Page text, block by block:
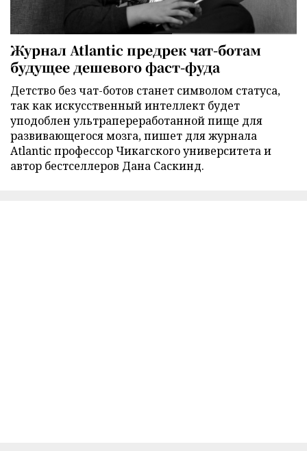
Журнал Atlantic предрек чат-ботам
будущее дешевого фаст-фуда
Детство без чат-ботов станет символом статуса,
так как искусственный интеллект будет
уподоблен ультрапереработанной пище для
развивающегося мозга, пишет для журнала
Atlantic профессор Чикагского университета и
автор бестселлеров Дана Саскинд.